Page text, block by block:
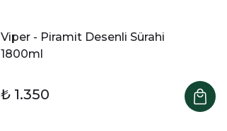
Viper - Piramit Desenli Sürahi
1800ml
₺ 1.350